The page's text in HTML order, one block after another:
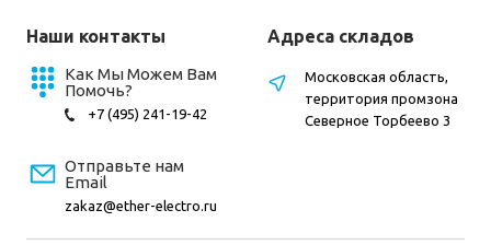
Наши контакты
Как Мы Можем Вам
Помочь?
+7 (495) 241-19-42
Отправьте нам
Email
zakaz@ether-electro.ru
Адреса складов
Московская область,
территория промзона
Северное Торбеево 3